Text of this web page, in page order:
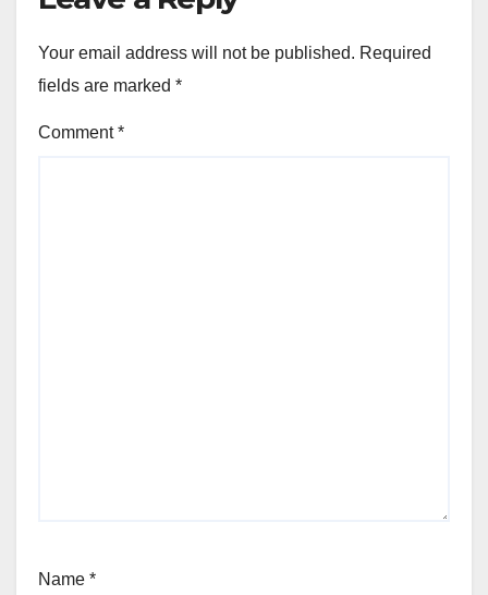
Your email address will not be published. Required
fields are marked *
Comment*
Name *